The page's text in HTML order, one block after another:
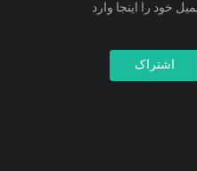
خود را اینجا وارد
اشتراک